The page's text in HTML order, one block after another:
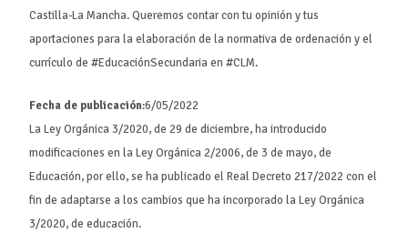
Castilla-La Mancha. Queremos contar con tu opinión y tus
aportaciones para la elaboración de la normativa de ordenación y el
currículo de #EducaciónSecundaria en #CLM.
Fecha de publicación:6/05/2022
La Ley Orgánica 3/2020, de 29 de diciembre, ha introducido
modificaciones en la Ley Orgánica 2/2006, de 3 de mayo, de
Educación, por ello, se ha publicado el Real Decreto 217/2022 con el
fin de adaptarse a los cambios que ha incorporado la Ley Orgánica
3/2020, de educación.